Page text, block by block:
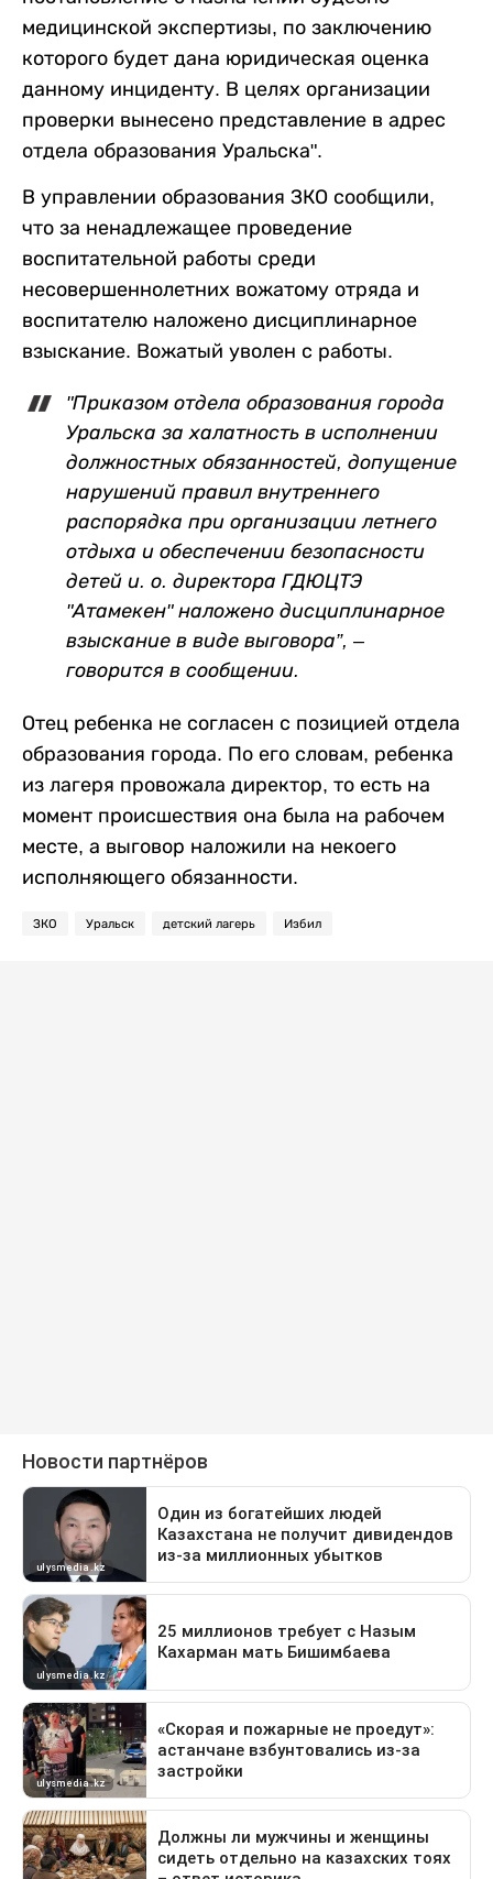
медицинской экспертизы, по заключению
которого будет дана юридическая оценка
данному инциденту. В целях организации
проверки вынесено представление в адрес
отдела образования Уральска".
В управлении образования ЗКО сообщили,
что за ненадлежащее проведение
воспитательной работы среди
несовершеннолетних вожатому отряда и
воспитателю наложено дисциплинарное
взыскание. Вожатый уволен с работы.
"Приказом отдела образования города
Уральска за халатность в исполнении
должностных обязанностей, допущение
нарушений правил внутреннего
распорядка при организации летнего
отдыха и обеспечении безопасности
детей и. о. директора ГДЮЦТЭ
"Атамекен" наложено дисциплинарное
взыскание в виде выговора”, –
говорится в сообщении.
Отец ребенка не согласен с позицией отдела
образования города. По его словам, ребенка
из лагеря провожала директор, то есть на
момент происшествия она была на рабочем
месте, а выговор наложили на некоего
исполняющего обязанности.
ЗКО Уральск детский лагерь Избил